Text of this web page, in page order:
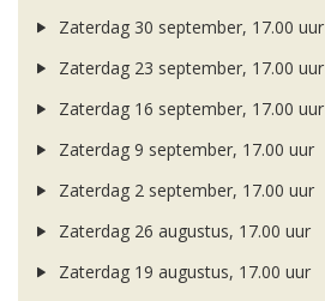
Zaterdag 30 september, 17.00 uur
Zaterdag 23 september, 17.00 uur
Zaterdag 16 september, 17.00 uur
Zaterdag 9 september, 17.00 uur
Zaterdag 2 september, 17.00 uur
Zaterdag 26 augustus, 17.00 uur
Zaterdag 19 augustus, 17.00 uur